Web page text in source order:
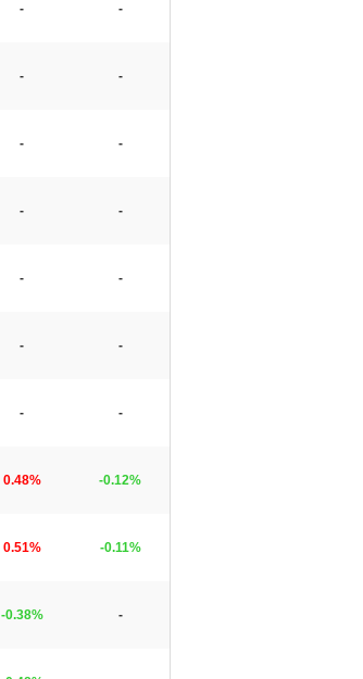
- -
- -
- -
- -
- -
- -
- -
0.48% -0.12%
0.51% -0.11%
-0.38% -